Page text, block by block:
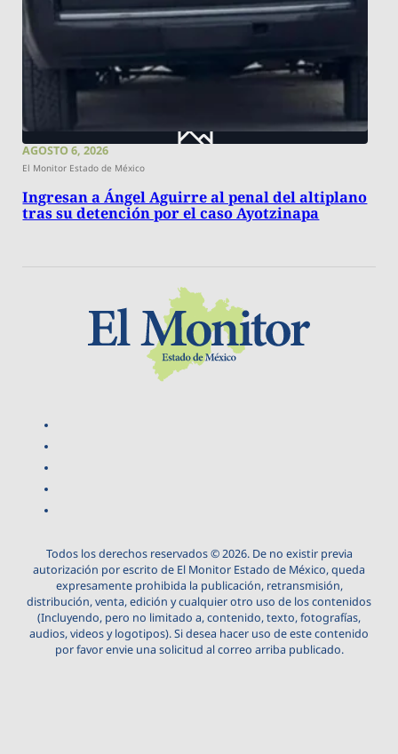
AGOSTO 6, 2026
El Monitor Estado de México
Ingresan a Ángel Aguirre al penal del altiplano
tras su detención por el caso Ayotzinapa
Todos los derechos reservados © 2026. De no existir previa
autorización por escrito de El Monitor Estado de México, queda
expresamente prohibida la publicación, retransmisión,
distribución, venta, edición y cualquier otro uso de los contenidos
(Incluyendo, pero no limitado a, contenido, texto, fotografías,
audios, videos y logotipos). Si desea hacer uso de este contenido
por favor envie una solicitud al correo arriba publicado.